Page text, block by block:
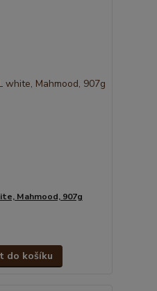
Mahmood, 907g
do košíku